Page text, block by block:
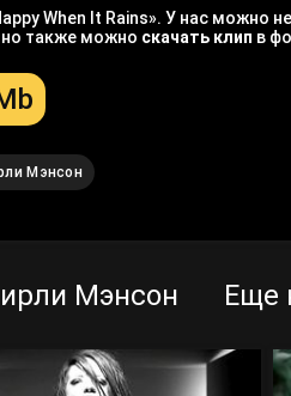
When It Rains». У нас можно
но также можно скачать клип в
Мэнсон
Мэнсон Еще